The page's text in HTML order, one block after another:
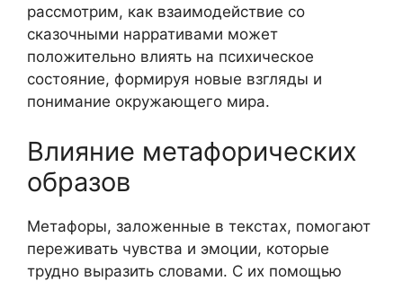
рассмотрим, как взаимодействие со
сказочными нарративами может
положительно влиять на психическое
состояние, формируя новые взгляды и
понимание окружающего мира.
Влияние метафорических
образов
Метафоры, заложенные в текстах, помогают
переживать чувства и эмоции, которые
трудно выразить словами. С их помощью